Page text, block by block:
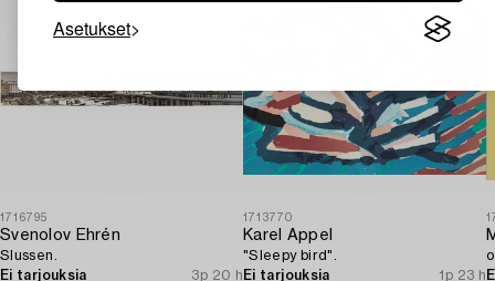
Asetukset
1716795
Svenolov Ehrén
Slussen.
Ei tarjouksia
3p 20 h
1713770
Karel Appel
"Sleepy bird".
Ei tarjouksia
1p 23 h